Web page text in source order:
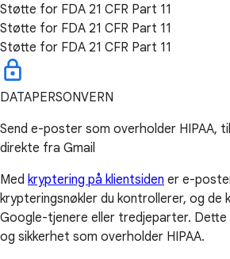
Støtte for FDA 21 CFR Part 11
Støtte for FDA 21 CFR Part 11
Støtte for FDA 21 CFR Part 11
DATAPERSONVERN
Send e-poster som overholder HIPAA,
direkte fra Gmail
Med kryptering på klientsiden er e-
krypteringsnøkler du kontrollerer, og de
Google-tjenere eller tredjeparter. Dette
og sikkerhet som overholder HIPAA.